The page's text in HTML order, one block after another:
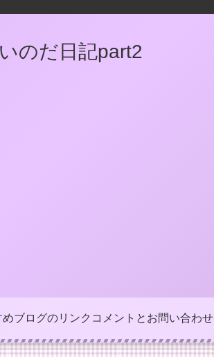
のだ日記part2
めブログのリンク コメントとお問い合わせ